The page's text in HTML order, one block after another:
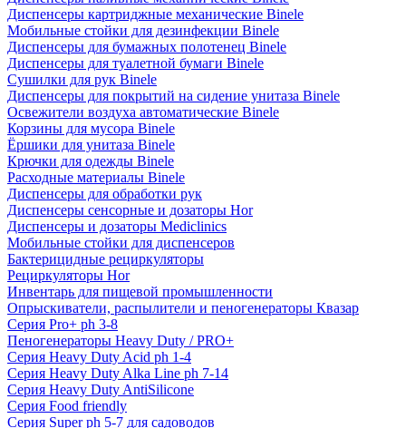
Диспенсеры картриджные механические Binele
Мобильные стойки для дезинфекции Binele
Диспенсеры для бумажных полотенец Binele
Диспенсеры для туалетной бумаги Binele
Сушилки для рук Binele
Диспенсеры для покрытий на сидение унитаза Binele
Освежители воздуха автоматические Binele
Корзины для мусора Binele
Ёршики для унитаза Binele
Крючки для одежды Binele
Расходные материалы Binele
Диспенсеры для обработки рук
Диспенсеры сенсорные и дозаторы Hor
Диспенсеры и дозаторы Mediclinics
Мобильные стойки для диспенсеров
Бактерицидные рециркуляторы
Рециркуляторы Hor
Инвентарь для пищевой промышленности
Опрыскиватели, распылители и пеногенераторы Квазар
Серия Pro+ ph 3-8
Пеногенераторы Heavy Duty / PRO+
Серия Heavy Duty Acid ph 1-4
Серия Heavy Duty Alka Line ph 7-14
Серия Heavy Duty AntiSilicone
Серия Food friendly
Серия Super ph 5-7 для садоводов